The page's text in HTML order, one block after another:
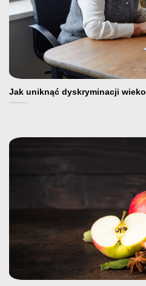
Jak uniknąć dyskryminacji